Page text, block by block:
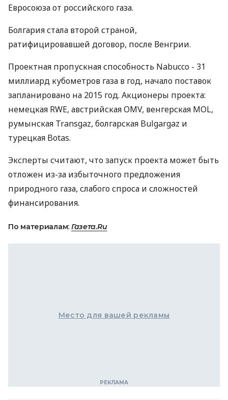
Евросоюза от российского газа.
Болгария стала второй страной,
ратифицировавшей договор, после Венгрии.
Проектная пропускная способность Nabucco - 31
миллиард кубометров газа в год, начало поставок
запланировано на 2015 год. Акционеры проекта:
немецкая RWE, австрийская OMV, венгерская MOL,
румынская Transgaz, болгарская Bulgargaz и
турецкая Botas.
Эксперты считают, что запуск проекта может быть
отложен из-за избыточного предложения
природного газа, слабого спроса и сложностей
финансирования.
По материалам: Газета.Ru
Место для вашей рекламы